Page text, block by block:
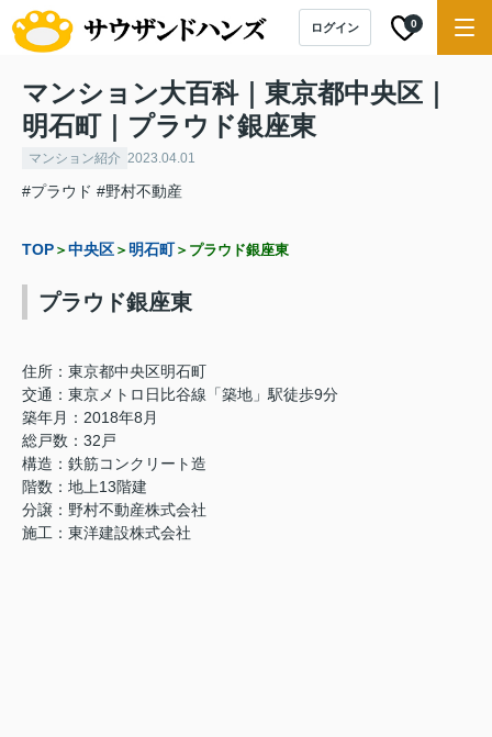
ログイン 0
マンション大百科｜東京都中央区｜
明石町｜プラウド銀座東
マンション紹介 2023.04.01
#プラウド #野村不動産
TOP ＞ 中央区 ＞ 明石町 ＞プラウド銀座東
プラウド銀座東
住所：東京都中央区明石町
交通：東京メトロ日比谷線「築地」駅徒歩9分
築年月：2018年8月
総戸数：32戸
構造：鉄筋コンクリート造
階数：地上13階建
分譲：野村不動産株式会社
施工：東洋建設株式会社